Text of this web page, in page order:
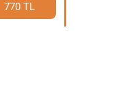
770 TL